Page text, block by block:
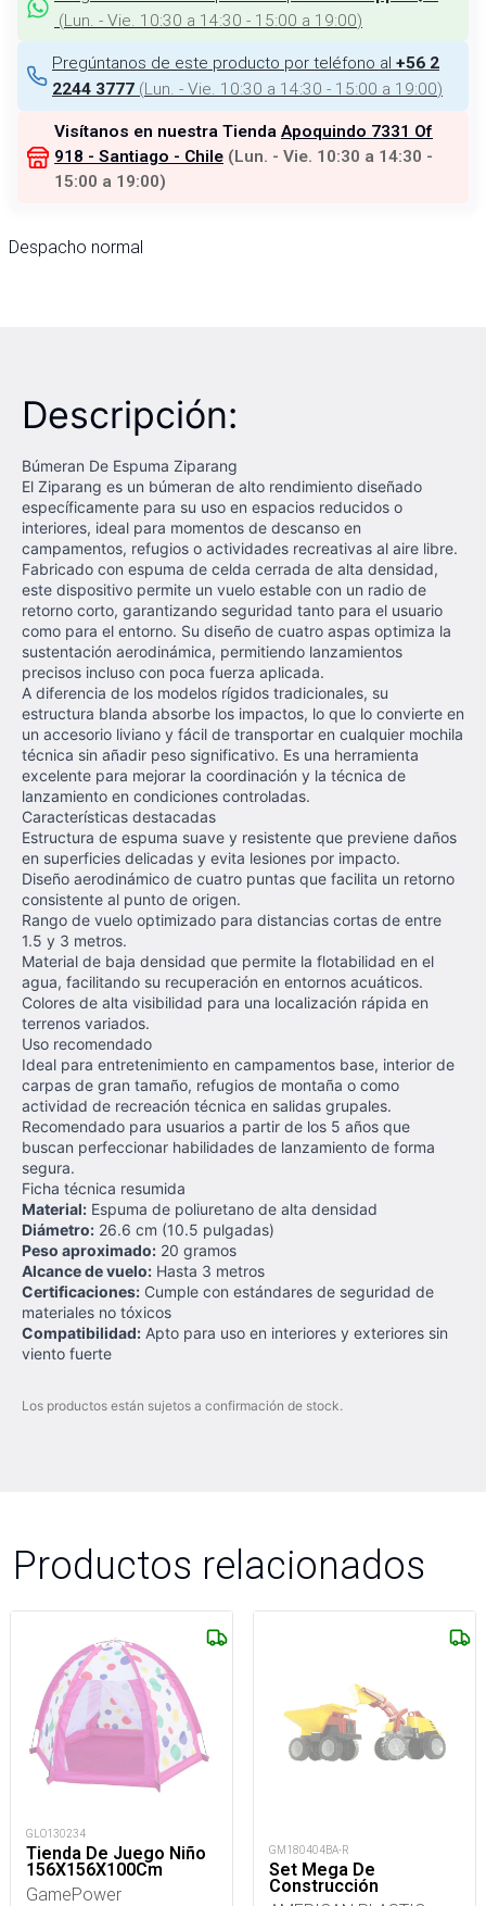
(Lun. - Vie. 10:30 a 14:30 - 15:00 a 19:00)
Pregúntanos de este producto por teléfono al +56 2
2244 3777 (Lun. - Vie. 10:30 a 14:30 - 15:00 a 19:00)
Visítanos en nuestra Tienda Apoquindo 7331 Of
918 - Santiago - Chile (Lun. - Vie. 10:30 a 14:30 -
15:00 a 19:00)
Despacho normal
Descripción:
Búmeran De Espuma Ziparang
El Ziparang es un búmeran de alto rendimiento diseñado
específicamente para su uso en espacios reducidos o
interiores, ideal para momentos de descanso en
campamentos, refugios o actividades recreativas al aire libre.
Fabricado con espuma de celda cerrada de alta densidad,
este dispositivo permite un vuelo estable con un radio de
retorno corto, garantizando seguridad tanto para el usuario
como para el entorno. Su diseño de cuatro aspas optimiza la
sustentación aerodinámica, permitiendo lanzamientos
precisos incluso con poca fuerza aplicada.
A diferencia de los modelos rígidos tradicionales, su
estructura blanda absorbe los impactos, lo que lo convierte en
un accesorio liviano y fácil de transportar en cualquier mochila
técnica sin añadir peso significativo. Es una herramienta
excelente para mejorar la coordinación y la técnica de
lanzamiento en condiciones controladas.
Características destacadas
Estructura de espuma suave y resistente que previene daños
en superficies delicadas y evita lesiones por impacto.
Diseño aerodinámico de cuatro puntas que facilita un retorno
consistente al punto de origen.
Rango de vuelo optimizado para distancias cortas de entre
1.5 y 3 metros.
Material de baja densidad que permite la flotabilidad en el
agua, facilitando su recuperación en entornos acuáticos.
Colores de alta visibilidad para una localización rápida en
terrenos variados.
Uso recomendado
Ideal para entretenimiento en campamentos base, interior de
carpas de gran tamaño, refugios de montaña o como
actividad de recreación técnica en salidas grupales.
Recomendado para usuarios a partir de los 5 años que
buscan perfeccionar habilidades de lanzamiento de forma
segura.
Ficha técnica resumida
Material: Espuma de poliuretano de alta densidad
Diámetro: 26.6 cm (10.5 pulgadas)
Peso aproximado: 20 gramos
Alcance de vuelo: Hasta 3 metros
Certificaciones: Cumple con estándares de seguridad de
materiales no tóxicos
Compatibilidad: Apto para uso en interiores y exteriores sin
viento fuerte
Los productos están sujetos a confirmación de stock.
Productos relacionados
GLO130234
Tienda De Juego Niño
156X156X100Cm
GamePower
GM180404BA-R
Set Mega De
Construcción